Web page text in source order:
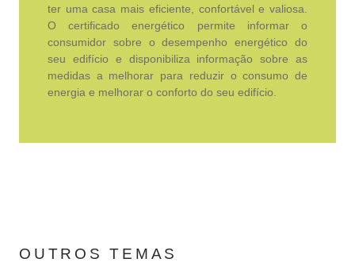
ter uma casa mais eficiente, confortável e valiosa.
O certificado energético permite informar o
consumidor sobre o desempenho energético do
seu edifício e disponibiliza informação sobre as
medidas a melhorar para reduzir o consumo de
energia e melhorar o conforto do seu edifício.
OUTROS TEMAS